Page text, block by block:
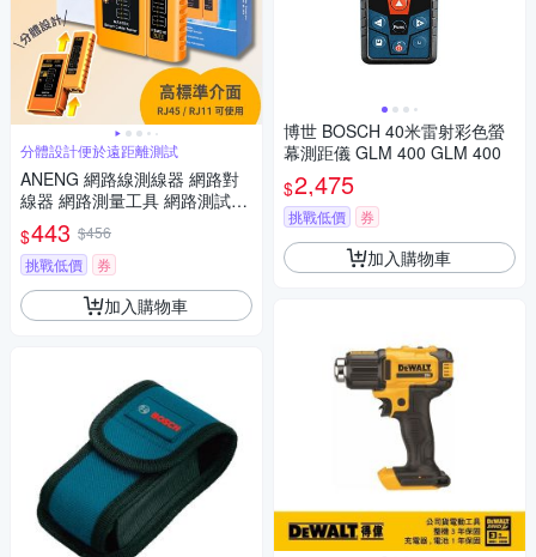
分體設計便於遠距離測試
ANENG 網路線測線器 網路對
線器 網路測量工具 網路測試儀
可調測量
$443 $456
挑戰低價
券
加入購物車
博世 BOSCH 40米雷射彩色螢
幕測距儀 GLM 400 GLM 400
$2,475
挑戰低價 券
加入購物車